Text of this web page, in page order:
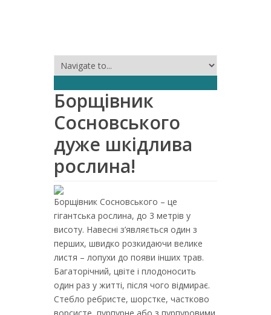
Борщівник
Сосновського
дуже шкідлива
рослина!
Борщівник Сосновського – це
гігантська рослина, до 3 метрів у
висоту. Навесні з’являється один з
перших, швидко розкидаючи велике
листя – лопухи до появи інших трав.
Багаторічний, цвіте і плодоносить
один раз у житті, після чого відмирає.
Стебло ребристе, шорстке, частково